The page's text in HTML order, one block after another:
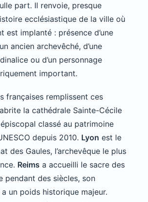
part. Il renvoie, presque
ecclésiastique de la ville où
est implanté : présence d’une
ancien archevêché, d’une
ou d’un personnage
important.
françaises remplissent ces
abrite la cathédrale Sainte-Cécile
épiscopal classé au patrimoine
depuis 2010. Lyon est le
des Gaules, l’archevêque le plus
Reims a accueilli le sacre des
pendant des siècles, son
un poids historique majeur.